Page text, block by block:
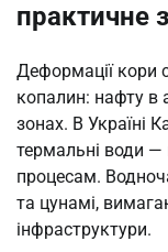
практичне
Деформації кори
копалин: нафту в
зонах. В Україні
термальні води —
процесам.
та цунамі,
інфраструктури.